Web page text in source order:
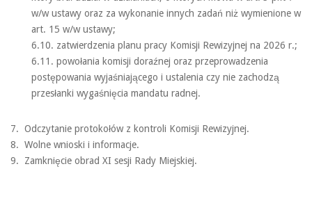
w/w ustawy oraz za wykonanie innych zadań niż wymienione w
art. 15 w/w ustawy;
6.10. zatwierdzenia planu pracy Komisji Rewizyjnej na 2026 r.;
6.11. powołania komisji doraźnej oraz przeprowadzenia
postępowania wyjaśniającego i ustalenia czy nie zachodzą
przesłanki wygaśnięcia mandatu radnej.
7. Odczytanie protokołów z kontroli Komisji Rewizyjnej.
8. Wolne wnioski i informacje.
9. Zamknięcie obrad XI sesji Rady Miejskiej.